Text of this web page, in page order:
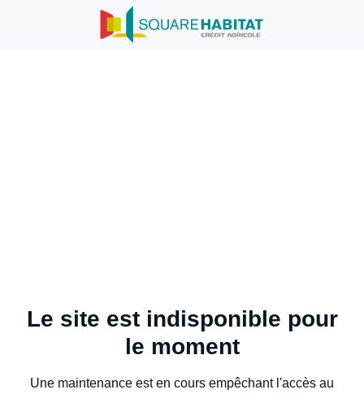
Le site est indisponible pour
le moment
Une maintenance est en cours empêchant l'accès au